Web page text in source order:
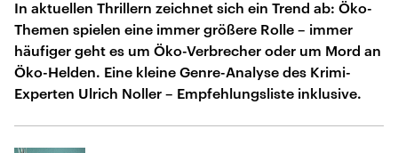
In aktuellen Thrillern zeichnet sich ein Trend ab: Öko-
Themen spielen eine immer größere Rolle – immer
häufiger geht es um Öko-Verbrecher oder um Mord an
Öko-Helden. Eine kleine Genre-Analyse des Krimi-
Experten Ulrich Noller – Empfehlungsliste inklusive.